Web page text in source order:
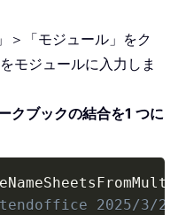
＞「モジュール」をク
モジュールに入力しま
クブックの結合を1 つに
2025/3/27
Copy